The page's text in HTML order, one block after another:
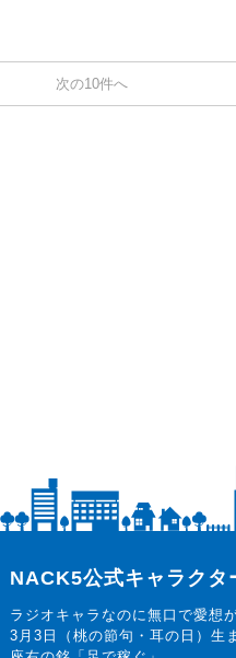
次の10件へ
らじっと君
NACK5公式キャラクタ
ラジオキャラなのに無口で愛想
3月3日（桃の節句・耳の日）生